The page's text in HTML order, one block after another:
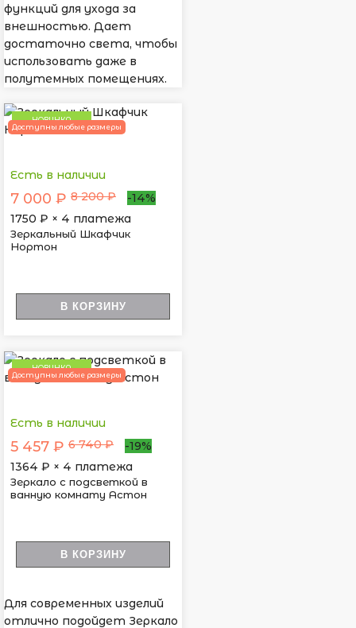
функций для ухода за
внешностью. Дает
достаточно света, чтобы
использовать даже в
полутемных помещениях.
НОВИНКА
Доступны любые размеры
Есть в наличии
7 000 ₽ 8 200 ₽
-14%
1750 ₽ × 4 платежа
Зеркальный Шкафчик
Нортон
В КОРЗИНУ
НОВИНКА
Доступны любые размеры
Есть в наличии
5 457 ₽ 6 740 ₽
-19%
1364 ₽ × 4 платежа
Зеркало с подсветкой в
ванную комнату Астон
В КОРЗИНУ
Для современных изделий
отлично подойдет Зеркало